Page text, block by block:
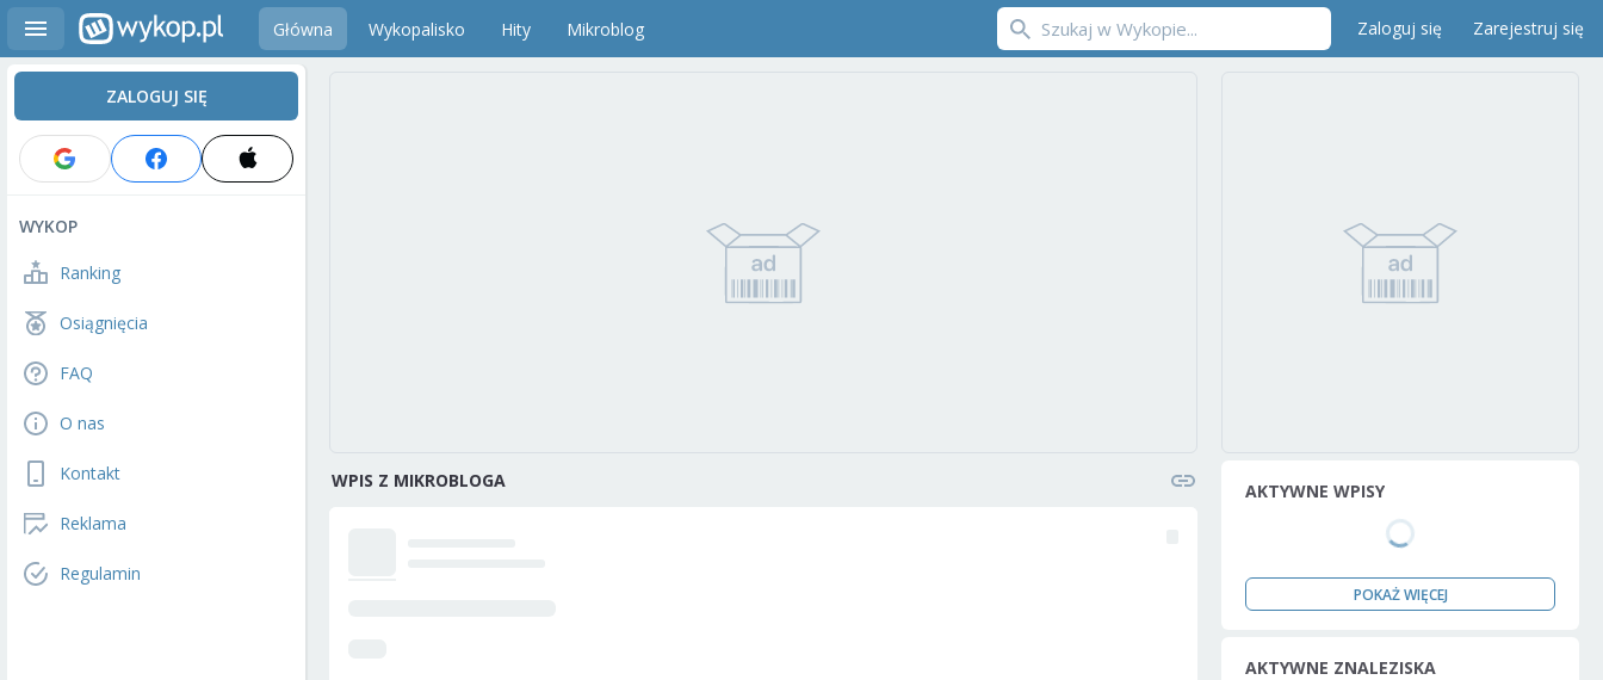
Główna Wykopalisko Hity Mikroblog Zaloguj się Zarejestruj się
ZALOGUJ SIĘ
WYKOP
Ranking
Osiągnięcia
FAQ
O nas
Kontakt
Reklama
Regulamin
WPIS Z MIKROBLOGA AKTYWNE WPISY
POKAŻ WIĘCEJ
AKTYWNE ZNALEZISKA